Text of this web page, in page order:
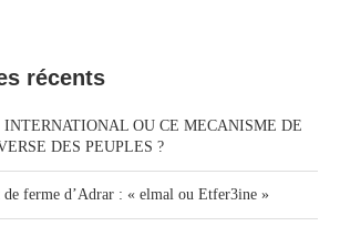
récents
INTERNATIONAL OU CE MECANISME DE
DES PEUPLES ?
de ferme d’Adrar : « elmal ou Etfer3ine »